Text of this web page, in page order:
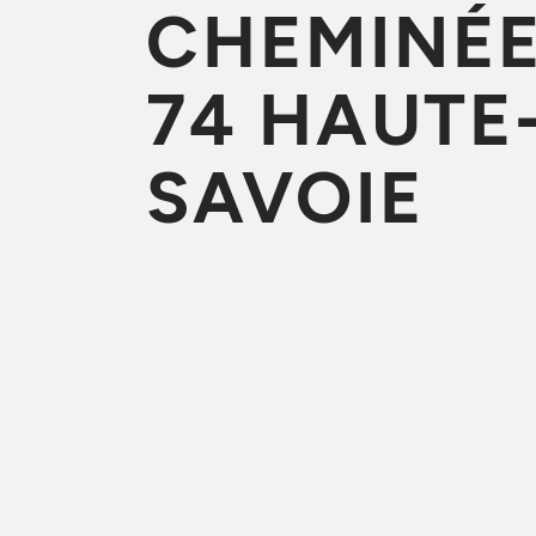
74
SAVOIE